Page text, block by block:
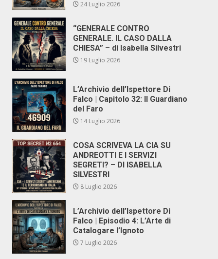
24 Luglio 2026
“GENERALE CONTRO
GENERALE. IL CASO DALLA
CHIESA” – di Isabella Silvestri
19 Luglio 2026
L’Archivio dell’Ispettore Di
Falco | Capitolo 32: Il Guardiano
del Faro
14 Luglio 2026
COSA SCRIVEVA LA CIA SU
ANDREOTTI E I SERVIZI
SEGRETI? – DI ISABELLA
SILVESTRI
8 Luglio 2026
L’Archivio dell’Ispettore Di
Falco | Episodio 4: L’Arte di
Catalogare l’Ignoto
7 Luglio 2026